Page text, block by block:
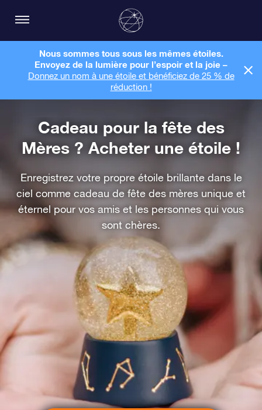
Nous sommes tous sous les mêmes étoiles.
Envoyez de la lumière pour l’espoir et la joie –
Donnez un nom à une étoile et bénéficiez de 25 % de
réduction !
Cadeau pour la fête des
Mères ? Acheter une étoile !
Enregistrez votre propre étoile brillante dans le
ciel comme cadeau de fête des mères unique et
éternel pour vos amis et les personnes qui vous
sont chères.